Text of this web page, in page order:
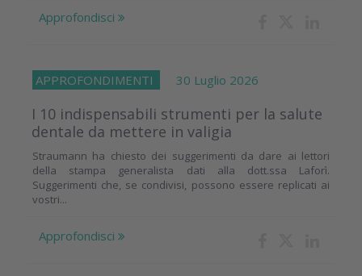
Approfondisci
APPROFONDIMENTI 30 Luglio 2026
I 10 indispensabili strumenti per la salute
dentale da mettere in valigia
Straumann ha chiesto dei suggerimenti da dare ai lettori
della stampa generalista dati alla dott.ssa Laforì.
Suggerimenti che, se condivisi, possono essere replicati ai
vostri...
Approfondisci